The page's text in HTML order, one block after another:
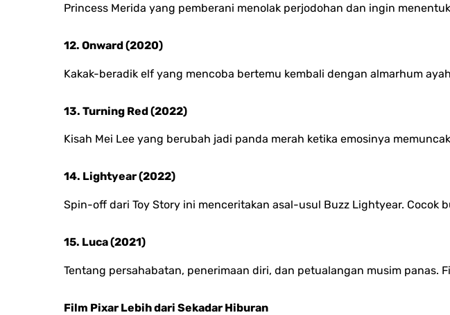
Princess Merida yang pemberani menolak perjodohan dan ingin
12. Onward (2020)
Kakak-beradik elf yang mencoba bertemu kembali dengan almarhum
13. Turning Red (2022)
Kisah Mei Lee yang berubah jadi panda merah ketika emosinya
14. Lightyear (2022)
Spin-off dari Toy Story ini menceritakan asal-usul Buzz Lightyear. Cocok
15. Luca (2021)
Tentang persahabatan, penerimaan diri, dan petualangan musim panas.
Film Pixar Lebih dari Sekadar Hiburan